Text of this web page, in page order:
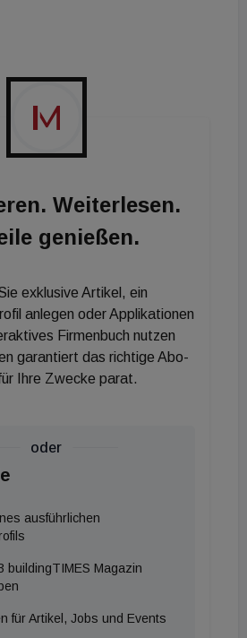
Maßnahmen auf
berücksichtigt.
durch eine Kombination von
und biologischen Faktoren
Gebäuden auftreten.
Immobilien wie Büros
das Risiko für SBS hoch, was
und einer
der Mitarbeiter
Gesundheit am Arbeitsplatz
Vermieter von Wohnraum kann
bis hin zu
zu wirtschaftlichen
Weiterlesen.
genießen.
exklusive Artikel, ein
anlegen oder Applikationen
Firmenbuch nutzen
garantiert das richtige Abo-
Ihre Zwecke parat.
oder
ausführlichen
buildingTIMES Magazin
für Artikel, Jobs und Events